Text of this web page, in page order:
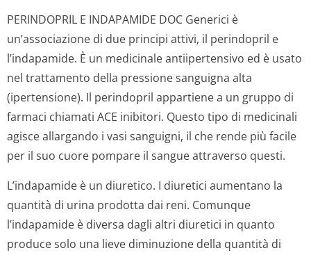
PERINDOPRIL E INDAPAMIDE DOC Generici è
un’associazione di due principi attivi, il perindopril e
l’indapamide. È un medicinale antiipertensivo ed è usato
nel trattamento della pressione sanguigna alta
(ipertensione). Il perindopril appartiene a un gruppo di
farmaci chiamati ACE inibitori. Questo tipo di medicinali
agisce allargando i vasi sanguigni, il che rende più facile
per il suo cuore pompare il sangue attraverso questi.
L’indapamide è un diuretico. I diuretici aumentano la
quantità di urina prodotta dai reni. Comunque
l’indapamide è diversa dagli altri diuretici in quanto
produce solo una lieve diminuzione della quantità di